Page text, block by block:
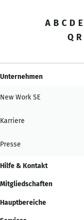
A B C D E
Q R
Unternehmen
New Work SE
Karriere
Presse
Hilfe & Kontakt
Mitgliedschaften
Hauptbereiche